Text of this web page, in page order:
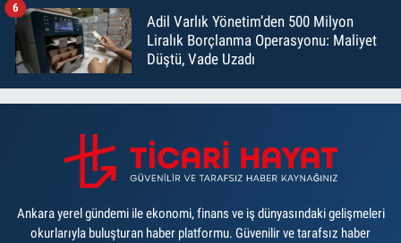
Adil Varlık Yönetim’den 500 Milyon
Liralık Borçlanma Operasyonu: Maliyet
Düştü, Vade Uzadı
6
Ankara yerel gündemi ile ekonomi, finans ve iş dünyasındaki gelişmeleri
okurlarıyla buluşturan haber platformu. Güvenilir ve tarafsız haber